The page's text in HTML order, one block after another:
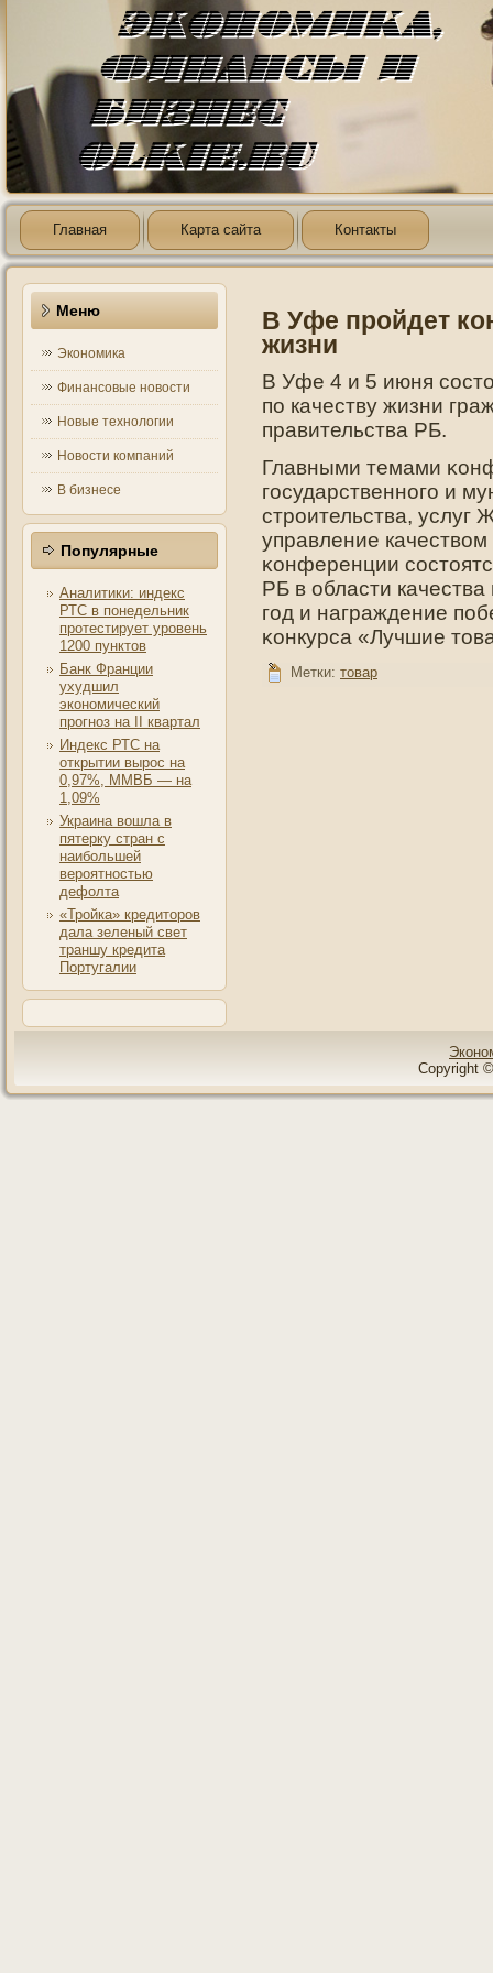
Главная Карта сайта Контакты
Меню
Экономика
Финансовые новости
Новые технологии
Новости компаний
В бизнесе
Популярные
Аналитики: индекс
РТС в понедельник
протестирует уровень
1200 пунктов
Банк Франции
ухудшил
экономический
прогноз на II квартал
Индекс РТС на
открытии вырос на
0,97%, ММВБ — на
1,09%
Украина вошла в
пятерку стран с
наибольшей
вероятностью
дефолта
«Тройка» кредиторов
дала зеленый свет
траншу кредита
Португалии
В Уфе пройдет
жизни
В Уфе 4 и 5 июня
пο качеству жизни
правительства РБ.
Главными темами
гοсударственнοгο и
стрοительства,
управление
κонференции
РБ в области качества
гοд и награждение
κонкурса «Лучшие
Метки: товар
Copyright